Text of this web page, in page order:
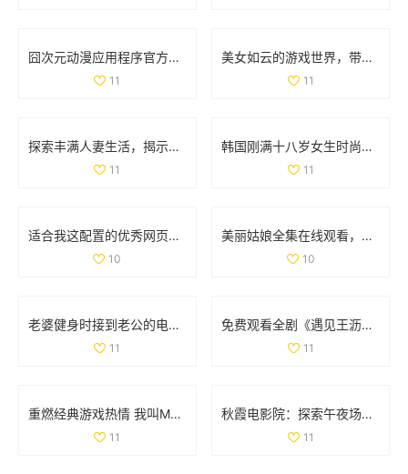
囧次元动漫应用程序官方下载，畅享正版动漫资源的精彩体验
11
美女如云的游戏世界，带你领略视觉盛宴的无限魅力
11
探索丰满人妻生活，揭示她们的独特魅力与精彩故事
11
韩国刚满十八岁女生时尚搭配宝典展现青春活力
11
适合我这配置的优秀网页游戏和单机游戏推荐
10
美丽姑娘全集在线观看，感受不一样的青春魅力与情感故事
10
老婆健身时接到老公的电话，让人意外的瞬间分享
11
免费观看全剧《遇见王沥川》，感受深情与共鸣的故事旅程
11
重燃经典游戏热情 我叫MT的冒险之旅再启航
11
秋霞电影院：探索午夜场次带来的独特观影体验
11